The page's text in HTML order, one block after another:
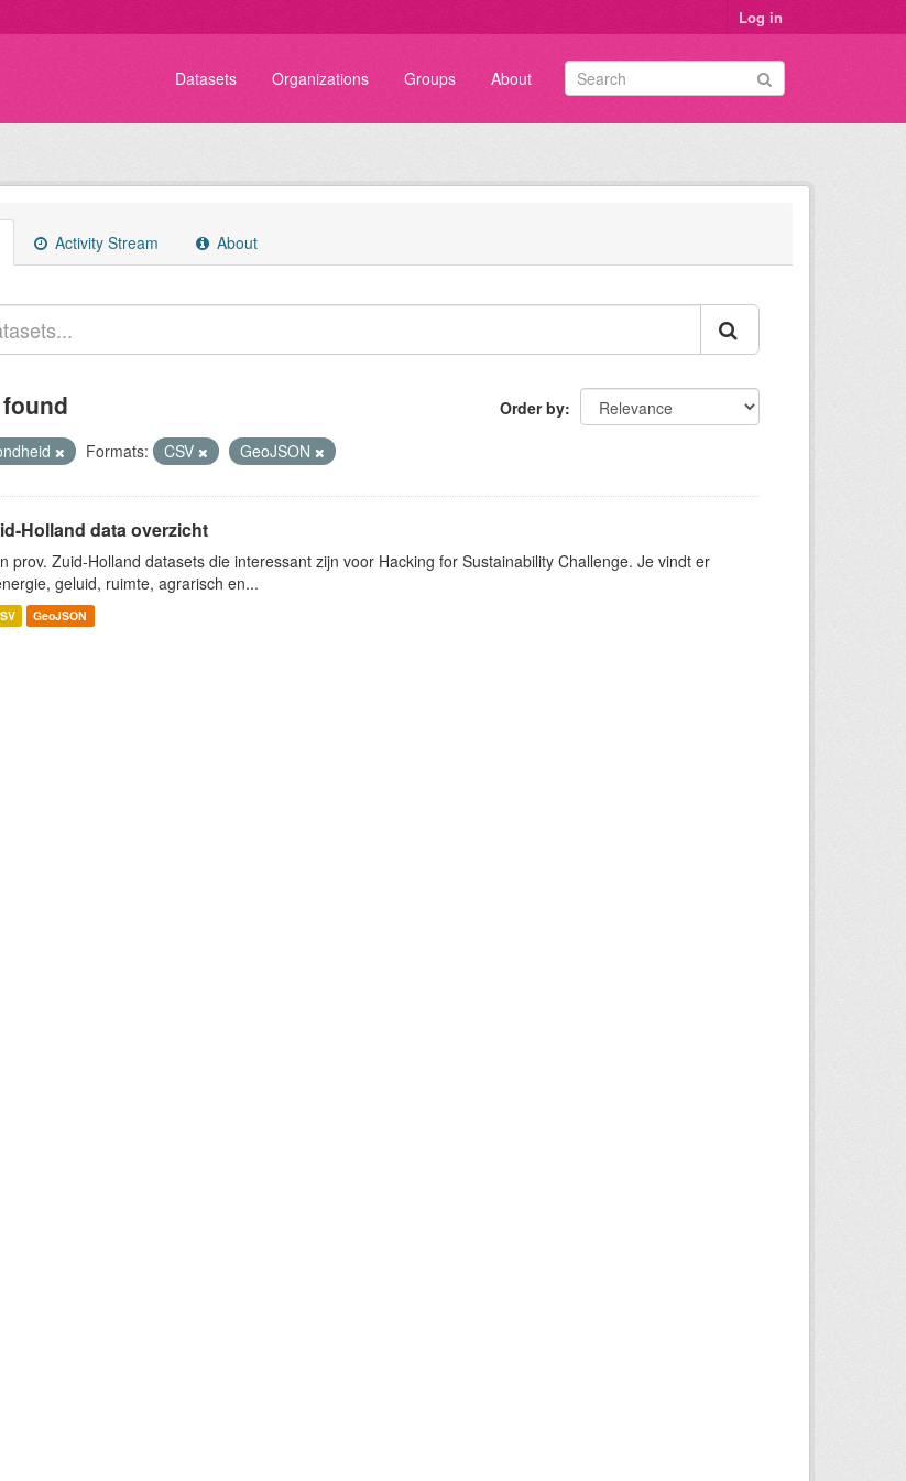
Log in
Datasets Organizations Groups About
Activity Stream About
Order by
Formats: CSV GeoJSON
Holland data overzicht
prov. Zuid-Holland datasets die interessant zijn voor Hacking for Sustainability Challenge. Je vindt er
geluid, ruimte, agrarisch en...
GeoJSON